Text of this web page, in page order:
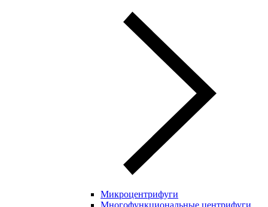
Микроцентрифуги
Многофункциональные центрифуги